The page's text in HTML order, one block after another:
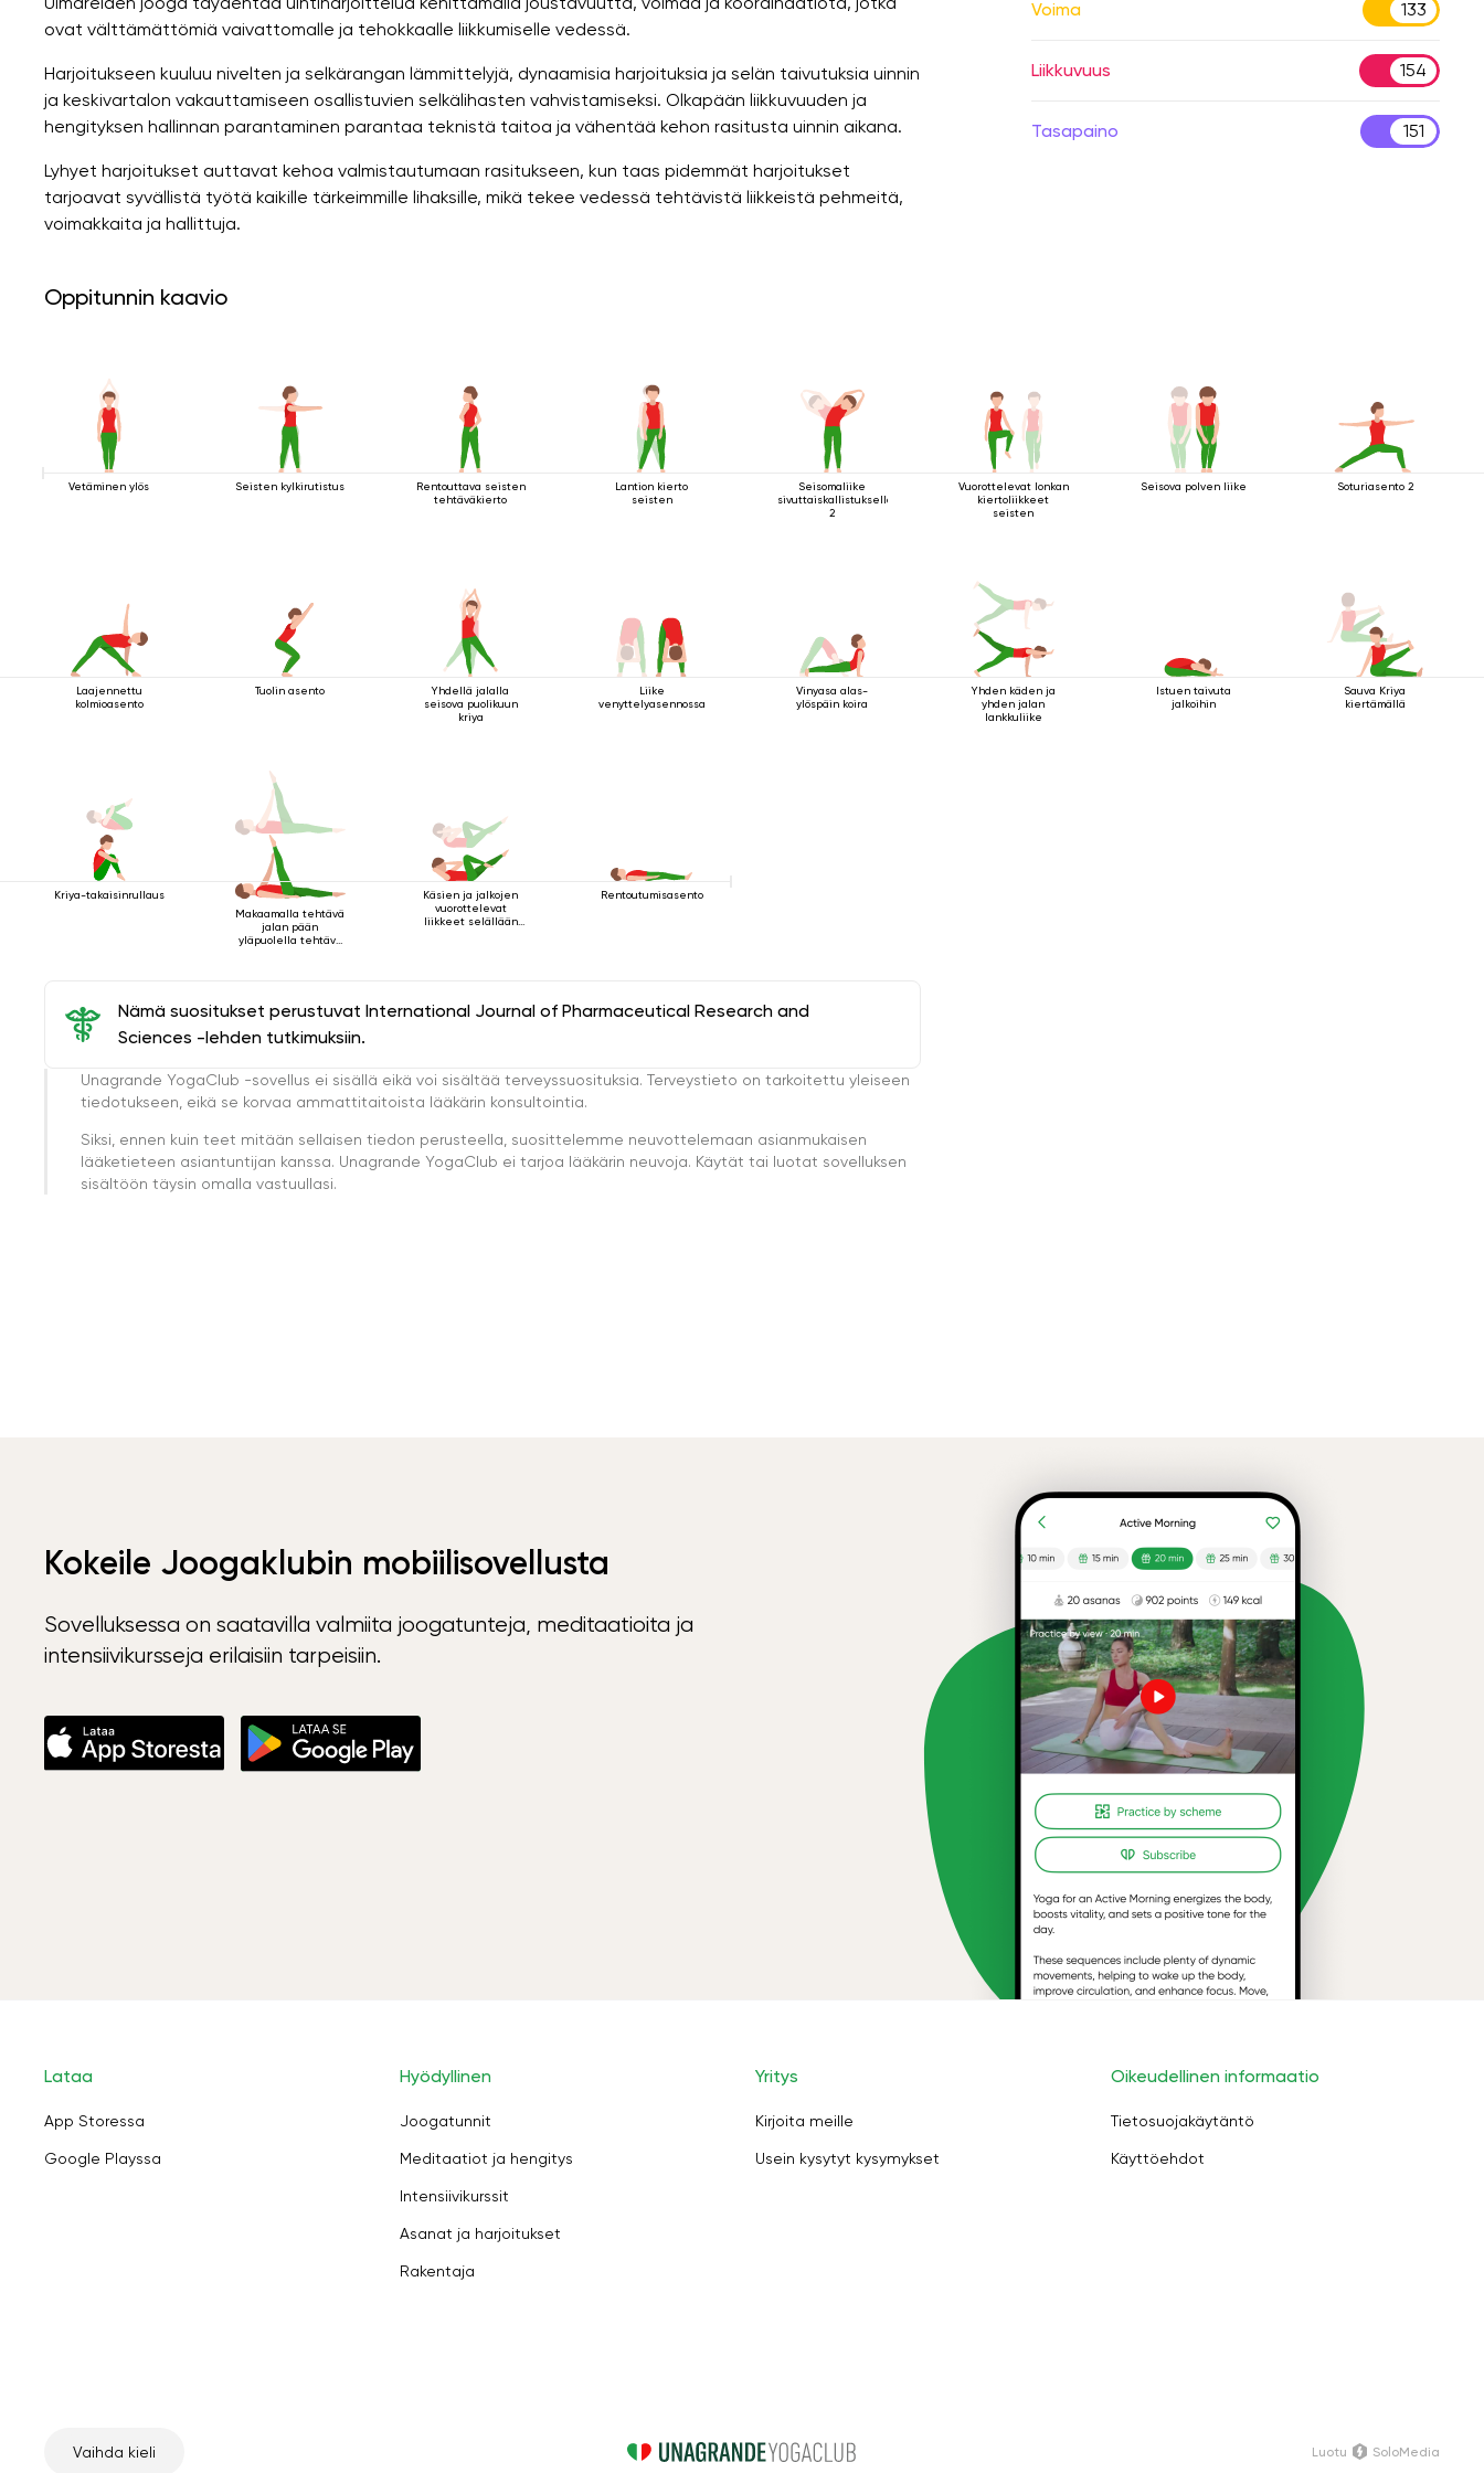
ovat välttämättömiä vaivattomalle ja tehokkaalle liikkumiselle vedessä.
Harjoitukseen kuuluu nivelten ja selkärangan lämmittelyjä, dynaamisia harjoituksia ja selän taivutuksia uinnin
ja keskivartalon vakauttamiseen osallistuvien selkälihasten vahvistamiseksi. Olkapään liikkuvuuden ja
hengityksen hallinnan parantaminen parantaa teknistä taitoa ja vähentää kehon rasitusta uinnin aikana.
Lyhyet harjoitukset auttavat kehoa valmistautumaan rasitukseen, kun taas pidemmät harjoitukset
tarjoavat syvällistä työtä kaikille tärkeimmille lihaksille, mikä tekee vedessä tehtävistä liikkeistä pehmeitä,
voimakkaita ja hallittuja.
Voima 133
Liikkuvuus 154
Tasapaino 151
Oppitunnin kaavio
Vetäminen ylös Seisten kylkirutistus
Rentouttava seisten
tehtäväkierto
Lantion kierto
seisten
Seisomaliike
sivuttaiskallistuksella
2
Vuorottelevat lonkan
kiertoliikkeet
seisten
Seisova polven liike Soturiasento 2
Laajennettu
kolmioasento
Tuolin asento
Yhdellä jalalla
seisova puolikuun
kriya
Liike
venyttelyasennossa
Vinyasa alas-
ylöspäin koira
Yhden käden ja
yhden jalan
lankkuliike
Istuen taivuta
jalkoihin
Sauva Kriya
kiertämällä
Kriya-takaisinrullaus
Makaamalla tehtävä
jalan pään
yläpuolella tehtävä
Käsien ja jalkojen
vuorottelevat
liikkeet selällään
Rentoutumisasento
Nämä suositukset perustuvat International Journal of Pharmaceutical Research and
Sciences -lehden tutkimuksiin.
Unagrande YogaClub -sovellus ei sisällä eikä voi sisältää terveyssuosituksia. Terveystieto on tarkoitettu yleiseen
tiedotukseen, eikä se korvaa ammattitaitoista lääkärin konsultointia.
Siksi, ennen kuin teet mitään sellaisen tiedon perusteella, suosittelemme neuvottelemaan asianmukaisen
lääketieteen asiantuntijan kanssa. Unagrande YogaClub ei tarjoa lääkärin neuvoja. Käytät tai luotat sovelluksen
sisältöön täysin omalla vastuullasi.
Kokeile Joogaklubin mobiilisovellusta
Sovelluksessa on saatavilla valmiita joogatunteja, meditaatioita ja
intensiivikursseja erilaisiin tarpeisiin.
Lataa
App Storessa
Google Playssa
Hyödyllinen
Joogatunnit
Meditaatiot ja hengitys
Intensiivikurssit
Asanat ja harjoitukset
Rakentaja
Yritys
Kirjoita meille
Usein kysytyt kysymykset
Oikeudellinen informaatio
Tietosuojakäytäntö
Käyttöehdot
Vaihda kieli Luotu SoloMedia